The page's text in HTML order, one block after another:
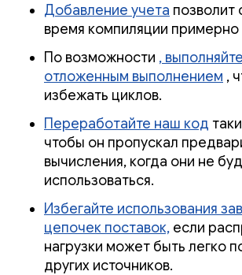
Добавление учета позволит
время компиляции примерно
По возможности ,
отложенным выполнением ,
избежать циклов.
Переработайте наш код
чтобы он пропускал
вычисления, когда они не
использоваться.
Избегайте использования
цепочек поставок, если
нагрузки может быть легко
других источников.